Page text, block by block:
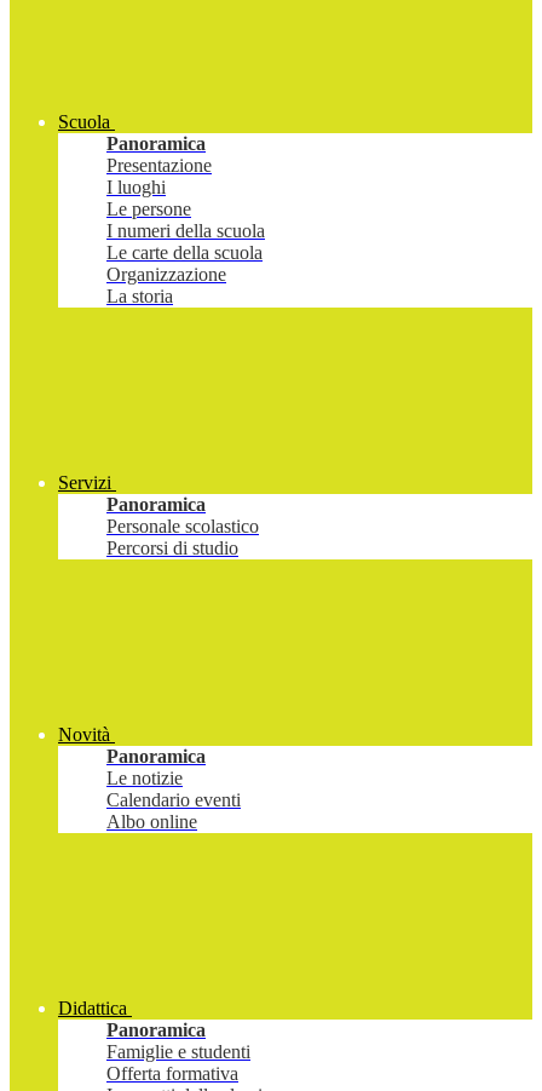
Scuola
Panoramica
Presentazione
I luoghi
Le persone
I numeri della scuola
Le carte della scuola
Organizzazione
La storia
Servizi
Panoramica
Personale scolastico
Percorsi di studio
Novità
Panoramica
Le notizie
Calendario eventi
Albo online
Didattica
Panoramica
Famiglie e studenti
Offerta formativa